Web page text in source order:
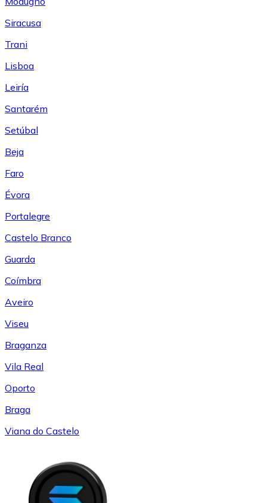
Siracusa
Trani
Lisboa
Leiría
Santarém
Setúbal
Beja
Faro
Évora
Portalegre
Castelo Branco
Guarda
Coímbra
Aveiro
Viseu
Braganza
Vila Real
Oporto
Braga
Viana do Castelo